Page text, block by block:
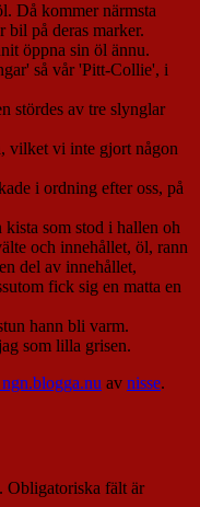
Då kommer närmsta
bil på deras marker.
öppna sin öl ännu.
så vår 'Pitt-Collie', i
stördes av tre slynglar
vilket vi inte gjort någon
i ordning efter oss, på
som stod i hallen oh
och innehållet, öl, rann
del av innehållet,
fick sig en matta en
hann bli varm.
som lilla grisen.
av nisse.
Obligatoriska fält är